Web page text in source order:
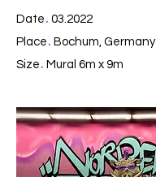
Date. 03.2022
Place. Bochum, Germany
Size. Mural 6m x 9m